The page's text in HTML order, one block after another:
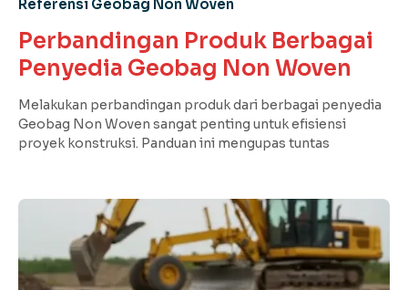
Referensi Geobag Non Woven
Perbandingan Produk Berbagai
Penyedia Geobag Non Woven
Melakukan perbandingan produk dari berbagai penyedia
Geobag Non Woven sangat penting untuk efisiensi
proyek konstruksi. Panduan ini mengupas tuntas